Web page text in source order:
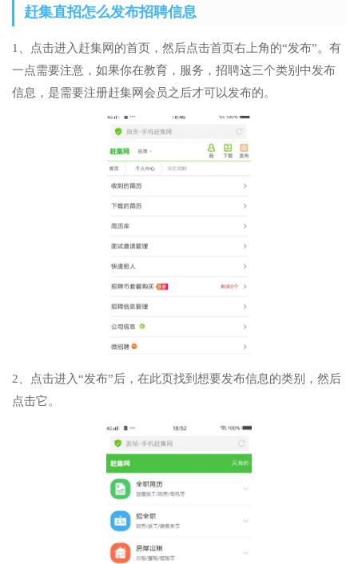
赶集直招怎么发布招聘信息
1、点击进入赶集网的首页，然后点击首页右上角的“发布”。有
一点需要注意，如果你在教育，服务，招聘这三个类别中发布
信息，是需要注册赶集网会员之后才可以发布的。
2、点击进入“发布”后，在此页找到想要发布信息的类别，然后
点击它。